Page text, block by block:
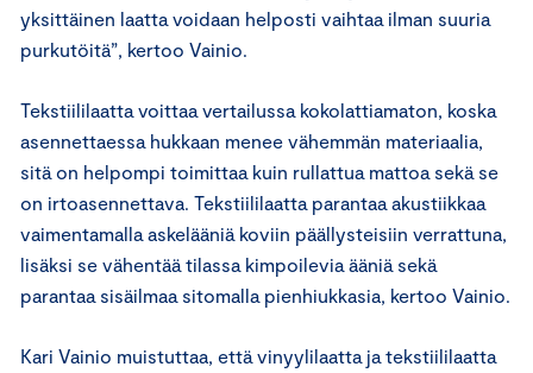
yksittäinen laatta voidaan helposti vaihtaa ilman suuria
purkutöitä”, kertoo Vainio.
Tekstiililaatta voittaa vertailussa kokolattiamaton, koska
asennettaessa hukkaan menee vähemmän materiaalia,
sitä on helpompi toimittaa kuin rullattua mattoa sekä se
on irtoasennettava. Tekstiililaatta parantaa akustiikkaa
vaimentamalla askelääniä koviin päällysteisiin verrattuna,
lisäksi se vähentää tilassa kimpoilevia ääniä sekä
parantaa sisäilmaa sitomalla pienhiukkasia, kertoo Vainio.
Kari Vainio muistuttaa, että vinyylilaatta ja tekstiililaatta